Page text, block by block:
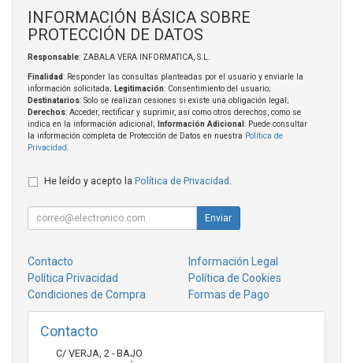
INFORMACIÓN BÁSICA SOBRE
PROTECCIÓN DE DATOS
Responsable: ZABALA VERA INFORMATICA, S.L.
Finalidad: Responder las consultas planteadas por el usuario y enviarle la
información solicitada; Legitimación: Consentimiento del usuario;
Destinatarios: Solo se realizan cesiones si existe una obligación legal;
Derechos: Acceder, rectificar y suprimir, así como otros derechos, como se
indica en la información adicional;
Información Adicional : Puede consultar
la información completa de Protección de Datos en nuestra Política de
Privacidad
He leído y acepto la Política de Privacidad
Enviar
Contacto
Información Legal
Política Privacidad
Política de Cookies
Condiciones de Compra
Formas de Pago
Contacto
C/ VERJA, 2 - BAJO